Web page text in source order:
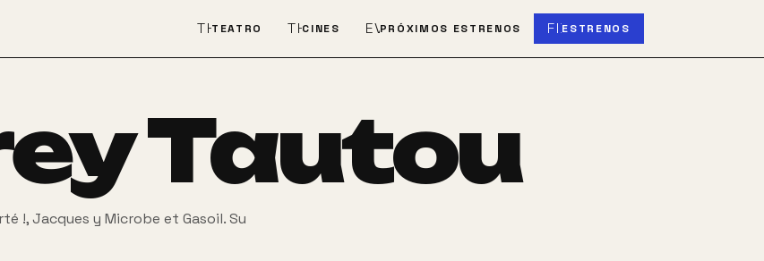
THEATER_COMEDY
TEATRO THEATERS
CINES EVENT_UPCOMING
PRÓXIMOS ESTRENOS FIBER_NEW
ESTRENOS
Tautou
!, Jacques y Microbe et Gasoil. Su